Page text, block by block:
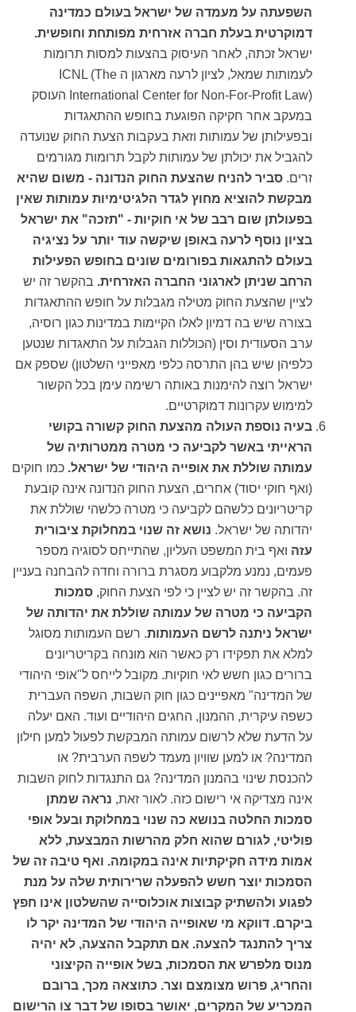
השפעתה על מעמדה של ישראל בעולם כמדינה
דמוקרטית בעלת חברה אזרחית מפותחת וחופשית.
ישראל זכתה, לאחר העיסוק בהצעות למסות תרומות
לעמותות שמאל, לציון לרעה מארגון ה ICNL (The
International Center for Non-For-Profit Law) העוסק
במעקב אחר חקיקה הפוגעת בחופש ההתאגדות
ובפעילותן של עמותות וזאת בעקבות הצעת החוק שנועדה
להגביל את יכולתן של עמותות לקבל תרומות מגורמים
זרים. סביר להניח שהצעת החוק הנדונה - משום שהיא
מבקשת להוציא מחוץ לגדר הלגיטימיות עמותות שאין
בפעולתן שום רבב של אי חוקיות - "תזכה" את ישראל
בציון נוסף לרעה באופן שיקשה עוד יותר על נציגיה
בעולם להתגאות בפורומים שונים בחופש הפעילות
הרחב שניתן לארגוני החברה האזרחית. בהקשר זה יש
לציין שהצעת החוק מטילה מגבלות על חופש ההתאגדות
בצורה שיש בה דמיון לאלו הקיימות במדינות כגון רוסיה,
ערב הסעודית וסין (הכוללות הגבלות על התאגדות שנטען
כלפיהן שיש בהן התרסה כלפי מאפייני השלטון) שספק אם
ישראל רוצה להימנות באותה רשימה עימן בכל הקשור
למימוש עקרונות דמוקרטיים.
בעיה נוספת העולה מהצעת החוק קשורה בקושי
הראייתי באשר לקביעה כי מטרה ממטרותיה של
עמותה שוללת את אופייה היהודי של ישראל. כמו חוקים
(ואף חוקי יסוד) אחרים, הצעת החוק הנדונה אינה קובעת
קריטריונים כלשהם לקביעה כי מטרה כלשהי שוללת את
יהדותה של ישראל. נושא זה שנוי במחלוקת ציבורית
עזה ואף בית המשפט העליון, שהתייחס לסוגיה מספר
פעמים, נמנע מלקבוע מסגרת ברורה וחדה להבחנה בעניין
זה. בהקשר זה יש לציין כי לפי הצעת החוק, סמכות
הקביעה כי מטרה של עמותה שוללת את יהדותה של
ישראל ניתנה לרשם העמותות. רשם העמותות מסוגל
למלא את תפקידו רק כאשר הוא מונחה בקריטריונים
ברורים כגון חשש לאי חוקיות. מקובל לייחס ל"אופי היהודי
של המדינה" מאפיינים כגון חוק השבות, השפה העברית
כשפה עיקרית, ההמנון, החגים היהודיים ועוד. האם יעלה
על הדעת שלא לרשום עמותה המבקשת לפעול למען חילון
המדינה? או למען שוויון מעמד לשפה הערבית? או
להכנסת שינוי בהמנון המדינה? גם התנגדות לחוק השבות
אינה מצדיקה אי רישום כזה. לאור זאת, נראה שמתן
סמכות החלטה בנושא כה שנוי במחלוקת ובעל אופי
פוליטי, לגורם שהוא חלק מהרשות המבצעת, ללא
אמות מידה חקיקתיות אינה במקומה. ואף טיבה זה של
הסמכות יוצר חשש להפעלה שרירותית שלה על מנת
לפגוע ולהשתיק קבוצות אוכלוסייה שהשלטון אינו חפץ
ביקרם. דווקא מי שאופייה היהודי של המדינה יקר לו
צריך להתנגד להצעה. אם תתקבל ההצעה, לא יהיה
מנוס מלפרש את הסמכות, בשל אופייה הקיצוני
והחריג, פרוש מצומצם וצר. כתוצאה מכך, ברובם
המכריע של המקרים, יאושר בסופו של דבר צו הרישום